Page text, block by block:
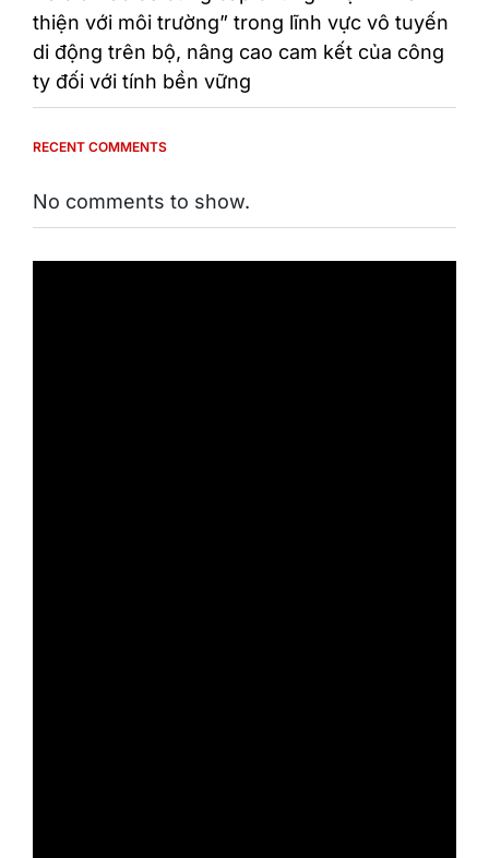
thiện với môi trường” trong lĩnh vực vô tuyến
di động trên bộ, nâng cao cam kết của công
ty đối với tính bền vững
RECENT COMMENTS
No comments to show.